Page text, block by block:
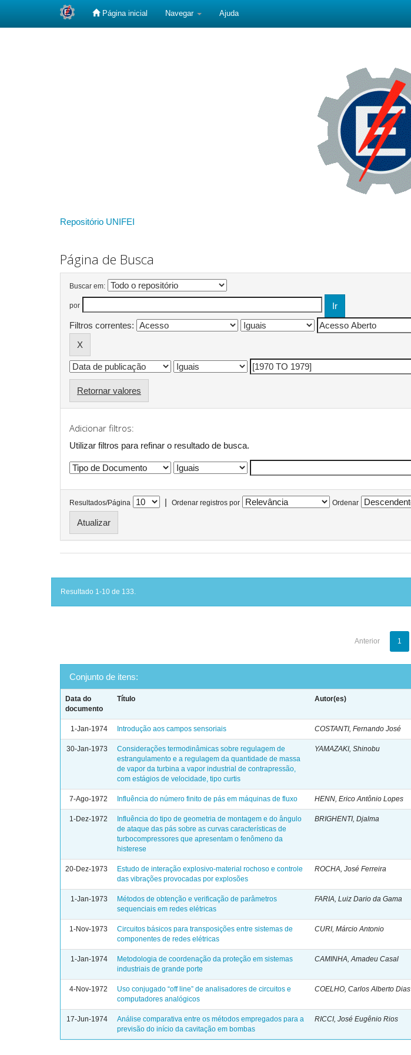
Página inicial Navegar Ajuda
Repositório UNIFEI
Página de Busca
Buscar em:
por
Filtros correntes:
Retornar valores
Adicionar filtros:
Utilizar filtros para refinar o resultado de busca.
Resultados/Página | Ordenar registros por Ordenar
Resultado 1-10 de 133.
Anterior 1
Conjunto de itens:
Data do
documento
Título Autor(es)
1-Jan-1974 Introdução aos campos sensoriais COSTANTI, Fernando José
30-Jan-1973
Considerações termodinâmicas sobre regulagem de
estrangulamento e a regulagem da quantidade de massa
de vapor da turbina a vapor industrial de contrapressão,
com estágios de velocidade, tipo curtis
YAMAZAKI, Shinobu
7-Ago-1972 Influência do número finito de pás em máquinas de fluxo HENN, Erico Antônio Lopes
1-Dez-1972
Influência do tipo de geometria de montagem e do ângulo
de ataque das pás sobre as curvas características de
turbocompressores que apresentam o fenômeno da
histerese
BRIGHENTI, Djalma
20-Dez-1973
Estudo de interação explosivo-material rochoso e controle
das vibrações provocadas por explosões
ROCHA, José Ferreira
1-Jan-1973
Métodos de obtenção e verificação de parâmetros
sequenciais em redes elétricas
FARIA, Luiz Dario da Gama
1-Nov-1973
Circuitos básicos para transposições entre sistemas de
componentes de redes elétricas
CURI, Márcio Antonio
1-Jan-1974
Metodologia de coordenação da proteção em sistemas
industriais de grande porte
CAMINHA, Amadeu Casal
4-Nov-1972
Uso conjugado “off line” de analisadores de circuitos e
computadores analógicos
COELHO, Carlos Alberto Dias
17-Jun-1974
Análise comparativa entre os métodos empregados para a
previsão do início da cavitação em bombas
RICCI, José Eugênio Rios